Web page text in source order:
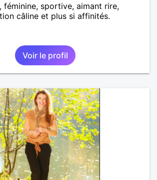
féminine, sportive, aimant rire,
câline et plus si affinités.
Voir le profil